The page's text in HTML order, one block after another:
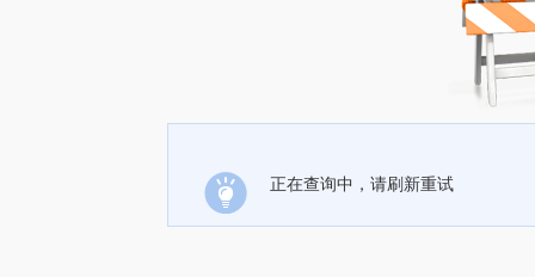
正在查询中，请刷新重试